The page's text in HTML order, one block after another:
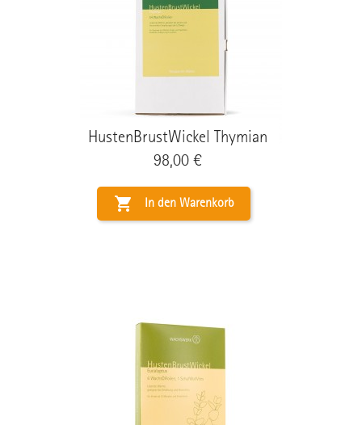
HustenBrustWickel Thymian
Preis
98,00 €
 In den Warenkorb